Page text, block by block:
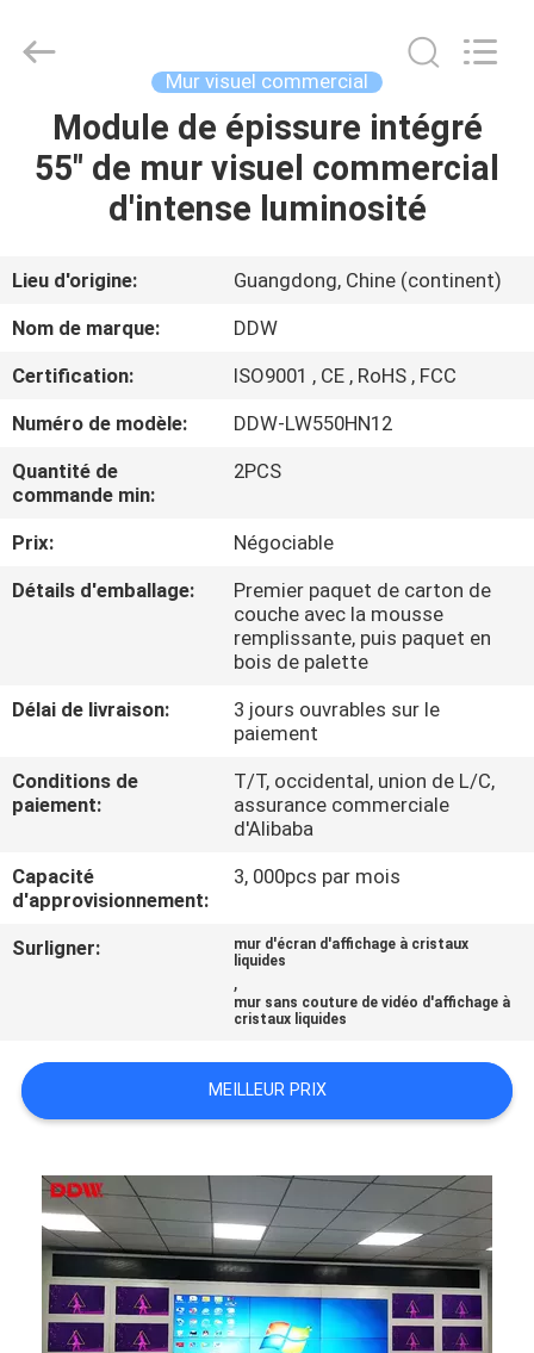
MAISON
PRODUITS
AU
SUJET
DE
VISITE
CONTRÔLE
NOUS
NOUVELLES
DEMANDEZ
CASE
PLAN
DU
SITE
Ltd..
Developed
Mur visuel commercial
Module de épissure intégré
55" de mur visuel commercial
d'intense luminosité
Lieu d'origine:
Guangdong, Chine (continent)
Nom de marque:
DDW
Certification:
ISO9001 , CE , RoHS , FCC
Numéro de modèle:
DDW-LW550HN12
Quantité de
commande min:
2PCS
Prix:
Négociable
Détails d'emballage:
Premier paquet de carton de
couche avec la mousse
remplissante, puis paquet en
bois de palette
Délai de livraison:
3 jours ouvrables sur le
paiement
Conditions de
paiement:
T/T, occidental, union de L/C,
assurance commerciale
d'Alibaba
Capacité
d'approvisionnement:
3, 000pcs par mois
Surligner:
mur d'écran d'affichage à cristaux
liquides
,
mur sans couture de vidéo d'affichage à
cristaux liquides
MEILLEUR PRIX